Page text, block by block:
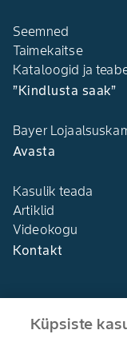
Seemned
Taimekaitse
Kataloogid ja
”Kindlusta saak”
Bayer
Avasta
Kasulik teada
Artiklid
Videokogu
Kontakt
Küpsiste